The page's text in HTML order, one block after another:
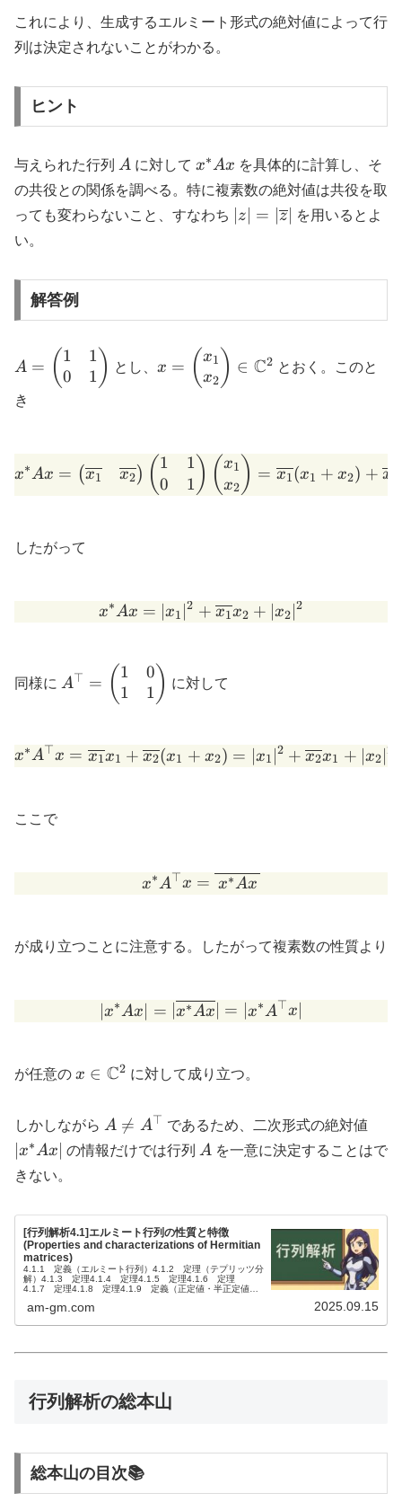
これにより、生成するエルミート形式の絶対値によって行
列は決定されないことがわかる。
ヒント
与えられた行列 A
A に対して x^*Ax
x∗Ax を具体的に計算し、そ
の共役との関係を調べる。特に複素数の絶対値は共役を取
っても変わらないこと、すなわち |z| =
z = z∣
を用いるとよ
い。
解答例
A =
\begin{pmatrix}1
& 1\\ 0 &
A = ( 1
0
1
1 ) とし、
\begin{pmatrix}x_1
x = ( x1
x2 ) ∈ C2 とおく。このと
き
x^* A x =
x∗Ax = (x1 x2) (1
0
1
1 ) ( x1
x2 ) = x1(x1 + x2) + x
したがって
x^* A x = |x_1|^2 +
x∗Ax = ∣x1 ∣2 + x1x2 + ∣x2 ∣2
同様に
A^{\top} =
\begin{pmatrix}1
A⊤ = ( 1
1
0
1 ) に対して
x^* A^{\top} x =
x∗A⊤x = x1x1 + x2(x1 + x2) = ∣x1 ∣2 + x2x1 + ∣x2∣2
ここで
x^* A^{\top} x =
x∗ A⊤x = x∗ Ax
が成り立つことに注意する。したがって複素数の性質より
|x^* A x| =
∣x∗Ax∣ = x∗ Ax = x∗ A⊤x
が任意の x \in
x ∈ C2 に対して成り立つ。
しかしながら A \ne
A^{\top}
A 
= A⊤ であるため、二次形式の絶対値
x∗Ax の情報だけでは行列 A
A を一意に決定することはで
きない。
[行列解析4.1]エルミート行列の性質と特徴
(Properties and characterizations of Hermitian
matrices)
4.1.1 定義（エルミート行列）4.1.2 定理（テプリッツ分
解）4.1.3 定理4.1.4 定理4.1.5 定理4.1.6 定理
4.1.7 定理4.1.8 定理4.1.9 定義（正定値・半正定値・
am-gm.com 2025.09.15
行列解析の総本山
総本山の目次📚